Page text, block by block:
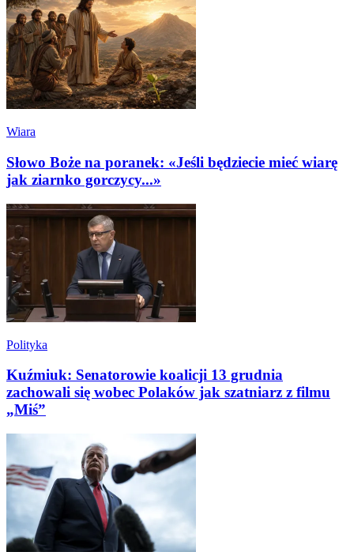
Wiara
Słowo Boże na poranek: «Jeśli będziecie mieć wiarę
jak ziarnko gorczycy...»
Polityka
Kuźmiuk: Senatorowie koalicji 13 grudnia
zachowali się wobec Polaków jak szatniarz z filmu
„Miś”